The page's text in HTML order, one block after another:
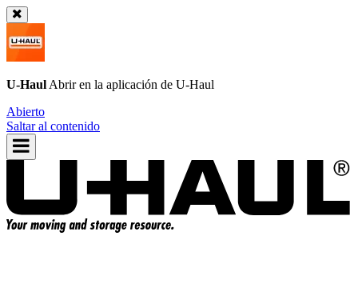
U-Haul Abrir en la aplicación de U-Haul
Abierto
Saltar al contenido